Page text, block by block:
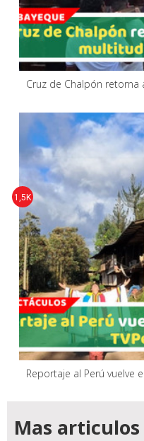
Cruz de Chalpón
Reportaje al Perú vuelve
1,5K
Mas articulos